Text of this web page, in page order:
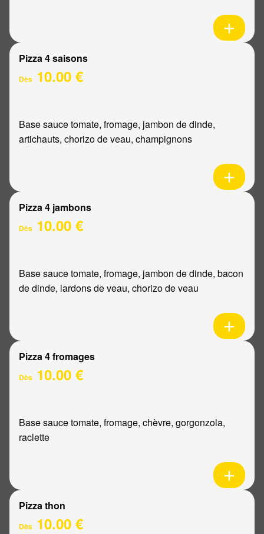
Pizza 4 saisons
Dès 10.00 €
Base sauce tomate, fromage, jambon de dinde,
artichauts, chorizo de veau, champignons
Pizza 4 jambons
Dès 10.00 €
Base sauce tomate, fromage, jambon de dinde, bacon
de dinde, lardons de veau, chorizo de veau
Pizza 4 fromages
Dès 10.00 €
Base sauce tomate, fromage, chèvre, gorgonzola,
raclette
Pizza thon
Dès 10.00 €